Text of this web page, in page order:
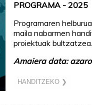
PROGRAMA - 2025
Programaren
maila nabarmen
proiektuak bultzatzea.
Amaiera data:
HANDITZEKO ❯